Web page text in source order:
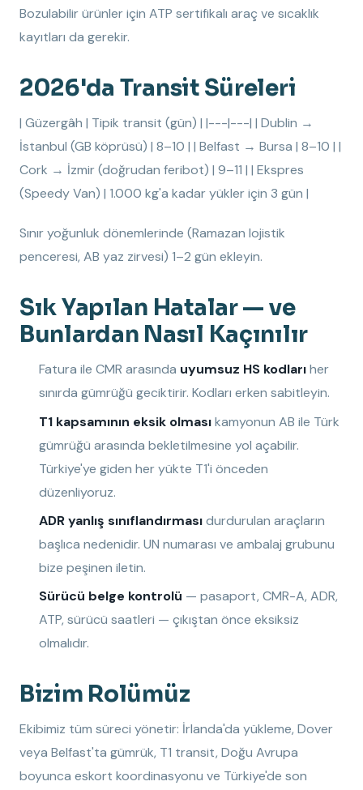
Bozulabilir ürünler için ATP sertifikalı araç ve sıcaklık
kayıtları da gerekir.
2026'da Transit Süreleri
| Güzergâh | Tipik transit (gün) | |---|---| | Dublin →
İstanbul (GB köprüsü) | 8–10 | | Belfast → Bursa | 8–10 | |
Cork → İzmir (doğrudan feribot) | 9–11 | | Ekspres
(Speedy Van) | 1.000 kg'a kadar yükler için 3 gün |
Sınır yoğunluk dönemlerinde (Ramazan lojistik
penceresi, AB yaz zirvesi) 1–2 gün ekleyin.
Sık Yapılan Hatalar — ve
Bunlardan Nasıl Kaçınılır
Fatura ile CMR arasında uyumsuz HS kodlarıher
sınırda gümrüğü geciktirir. Kodları erken sabitleyin.
T1 kapsamının eksik olmasıkamyonun AB ile Türk
gümrüğü arasında bekletilmesine yol açabilir.
Türkiye'ye giden her yükte T1'i önceden
düzenliyoruz.
ADR yanlış sınıflandırmasıdurdurulan araçların
başlıca nedenidir. UN numarası ve ambalaj grubunu
bize peşinen iletin.
Sürücü belge kontrolü — pasaport, CMR-A, ADR,
ATP, sürücü saatleri — çıkıştan önce eksiksiz
olmalıdır.
Bizim Rolümüz
Ekibimiz tüm süreci yönetir: İrlanda'da yükleme, Dover
veya Belfast'ta gümrük, T1 transit, Doğu Avrupa
boyunca eskort koordinasyonu ve Türkiye'de son